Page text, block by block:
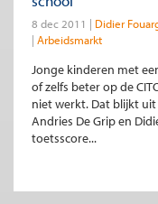
8 dec 2011 Didier
Arbeidsmarkt
Jonge kinderen met
of zelfs beter op de
niet werkt. Dat blijkt
Andries De Grip en
toetsscore...